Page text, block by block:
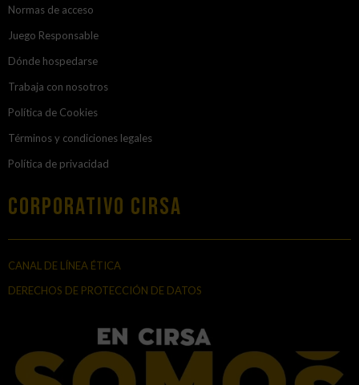
Normas de acceso
Juego Responsable
Dónde hospedarse
Trabaja con nosotros
Política de Cookies
Términos y condiciones legales
Política de privacidad
Corporativo Cirsa
CANAL DE LÍNEA ÉTICA
DERECHOS DE PROTECCIÓN DE DATOS